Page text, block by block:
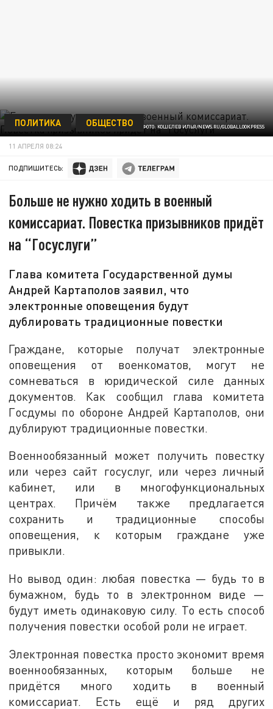
ФОТО: КОШЕЛЕВ ИЛЬЯ/NEWS.RU/GLOBALLOOKPRESS
ПОЛИТИКА ОБЩЕСТВО
11 АПРЕЛЯ 08:24
ПОДПИШИТЕСЬ:
Больше не нужно ходить в военный
комиссариат. Повестка призывников придёт
на “Госуслуги”
Глава комитета Государственной думы
Андрей Картаполов заявил, что
электронные оповещения будут
дублировать традиционные повестки
Граждане, которые получат электронные
оповещения от военкоматов, могут не
сомневаться в юридической силе данных
документов. Как сообщил глава комитета
Госдумы по обороне Андрей Картаполов, они
дублируют традиционные повестки.
Военнообязанный может получить повестку
или через сайт госуслуг, или через личный
кабинет, или в многофункциональных
центрах. Причём также предлагается
сохранить и традиционные способы
оповещения, к которым граждане уже
привыкли.
Но вывод один: любая повестка — будь то в
бумажном, будь то в электронном виде —
будут иметь одинаковую силу. То есть способ
получения повестки особой роли не играет.
Электронная повестка просто экономит время
военнообязанных, которым больше не
придётся много ходить в военный
комиссариат. Есть ещё и ряд других